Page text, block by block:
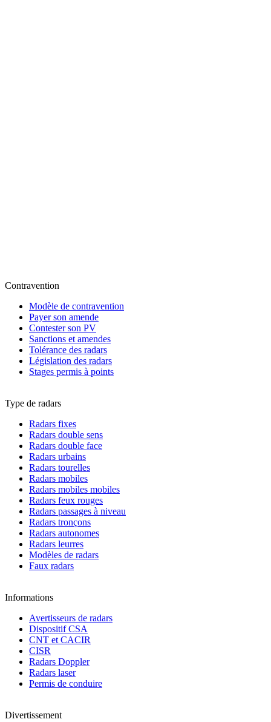
Contravention
Modèle de contravention
Payer son amende
Contester son PV
Sanctions et amendes
Tolérance des radars
Législation des radars
Stages permis à points
Type de radars
Radars fixes
Radars double sens
Radars double face
Radars urbains
Radars tourelles
Radars mobiles
Radars mobiles mobiles
Radars feux rouges
Radars passages à niveau
Radars tronçons
Radars autonomes
Radars leurres
Modèles de radars
Faux radars
Informations
Avertisseurs de radars
Dispositif CSA
CNT et CACIR
CISR
Radars Doppler
Radars laser
Permis de conduire
Divertissement